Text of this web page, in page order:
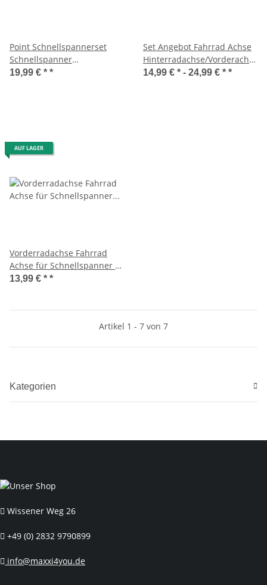
Point Schnellspannerset
Schnellspanner
Diebstahlschutz 2 Farben
19,99 € * *
Set Angebot Fahrrad Achse
Hinterradachse/Vorderachse
Ø 9,5 mm Länge
14,99 € * - 24,99 € * *
AUF LAGER
Vorderradachse Fahrrad
Achse für Schnellspanner Ø
9 mm Länge: 108 mm
13,99 € * *
Artikel 1 - 7 von 7
Kategorien
Wissener Weg 26
+49 (0) 2832 9790899
info@maxxi4you.de